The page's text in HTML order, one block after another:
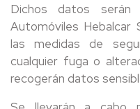
Dichos datos
Automóviles Hebalcar
las medidas de
cualquier fuga o
recogerán datos